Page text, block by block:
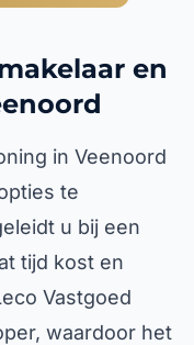
en
in Veenoord
te
u bij een
tijd kost en
Vastgoed
waardoor het